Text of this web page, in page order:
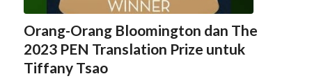
Orang-Orang Bloomington dan The
2023 PEN Translation Prize untuk
Tiffany Tsao